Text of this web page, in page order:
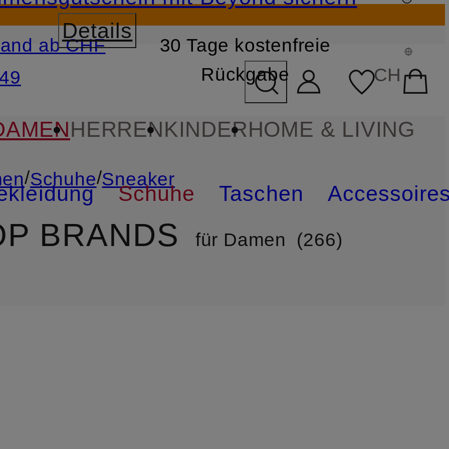
ZUM SUCHFELD ÜBERSPRINGEN
Details
ab CHF
30 Tage kostenfreie
Rückgabe
CH
HERRENKINDERHOME & LIVING
Schuhe Taschen
/Schuhe/Sneaker
BRANDS für Damen 266